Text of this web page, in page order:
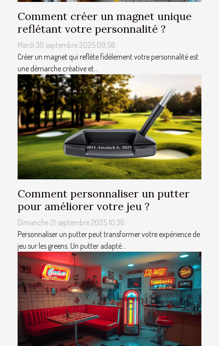
Comment créer un magnet unique
reflétant votre personnalité ?
Mardi 30 septembre 2025 09:58
Créer un magnet qui reflète fidèlement votre personnalité est
une démarche créative et...
Comment personnaliser un putter
pour améliorer votre jeu ?
Dimanche 21 septembre 2025 10:36
Personnaliser un putter peut transformer votre expérience de
jeu sur les greens. Un putter adapté...